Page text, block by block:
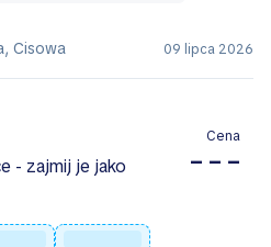
Cisowa
09 lipca 2026
- zajmij je jako
Cena
– – –